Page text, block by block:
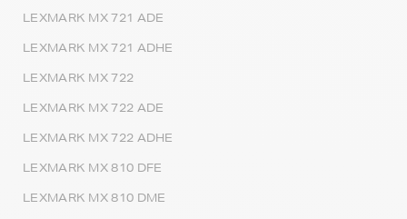
LEXMARK MX 721 ADE
LEXMARK MX 721 ADHE
LEXMARK MX 722
LEXMARK MX 722 ADE
LEXMARK MX 722 ADHE
LEXMARK MX 810 DFE
LEXMARK MX 810 DME